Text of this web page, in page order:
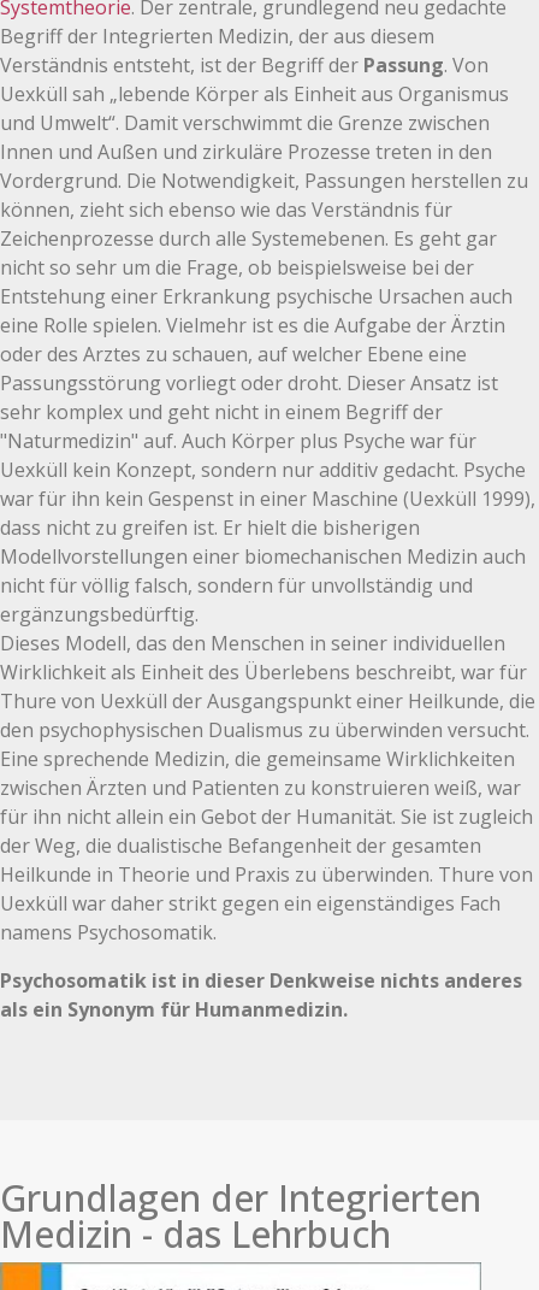
Systemtheorie. Der zentrale, grundlegend neu gedachte
Begriff der Integrierten Medizin, der aus diesem
Verständnis entsteht, ist der Begriff der Passung. Von
Uexküll sah „lebende Körper als Einheit aus Organismus
und Umwelt“. Damit verschwimmt die Grenze zwischen
Innen und Außen und zirkuläre Prozesse treten in den
Vordergrund. Die Notwendigkeit, Passungen herstellen zu
können, zieht sich ebenso wie das Verständnis für
Zeichenprozesse durch alle Systemebenen. Es geht gar
nicht so sehr um die Frage, ob beispielsweise bei der
Entstehung einer Erkrankung psychische Ursachen auch
eine Rolle spielen. Vielmehr ist es die Aufgabe der Ärztin
oder des Arztes zu schauen, auf welcher Ebene eine
Passungsstörung vorliegt oder droht. Dieser Ansatz ist
sehr komplex und geht nicht in einem Begriff der
"Naturmedizin" auf. Auch Körper plus Psyche war für
Uexküll kein Konzept, sondern nur additiv gedacht. Psyche
war für ihn kein Gespenst in einer Maschine (Uexküll 1999),
dass nicht zu greifen ist. Er hielt die bisherigen
Modellvorstellungen einer biomechanischen Medizin auch
nicht für völlig falsch, sondern für unvollständig und
ergänzungsbedürftig.
Dieses Modell, das den Menschen in seiner individuellen
Wirklichkeit als Einheit des Überlebens beschreibt, war für
Thure von Uexküll der Ausgangspunkt einer Heilkunde, die
den psychophysischen Dualismus zu überwinden versucht.
Eine sprechende Medizin, die gemeinsame Wirklichkeiten
zwischen Ärzten und Patienten zu konstruieren weiß, war
für ihn nicht allein ein Gebot der Humanität. Sie ist zugleich
der Weg, die dualistische Befangenheit der gesamten
Heilkunde in Theorie und Praxis zu überwinden. Thure von
Uexküll war daher strikt gegen ein eigenständiges Fach
namens Psychosomatik.
Psychosomatik ist in dieser Denkweise nichts anderes
als ein Synonym für Humanmedizin.
Grundlagen der Integrierten
Medizin - das Lehrbuch